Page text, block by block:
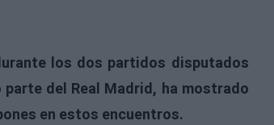
los dos partidos disputados
del Real Madrid, ha mostrado
en estos encuentros.